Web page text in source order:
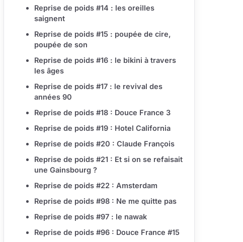
Reprise de poids #14 : les oreilles
saignent
Reprise de poids #15 : poupée de cire,
poupée de son
Reprise de poids #16 : le bikini à travers
les âges
Reprise de poids #17 : le revival des
années 90
Reprise de poids #18 : Douce France 3
Reprise de poids #19 : Hotel California
Reprise de poids #20 : Claude François
Reprise de poids #21 : Et si on se refaisait
une Gainsbourg ?
Reprise de poids #22 : Amsterdam
Reprise de poids #98 : Ne me quitte pas
Reprise de poids #97 : le nawak
Reprise de poids #96 : Douce France #15